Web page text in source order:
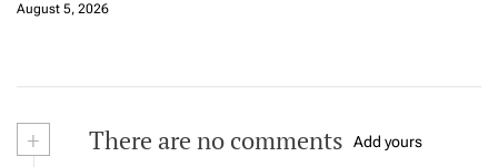
August 5, 2026
+ There are no comments Add yours